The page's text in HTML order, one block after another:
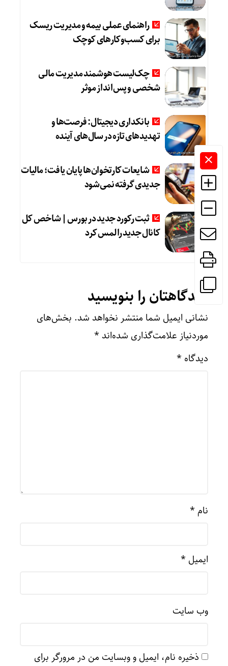
راهنمای عملی بیمه و مدیریت ریسک
برای کسب‌وکارهای کوچک
چک‌لیست هوشمند مدیریت مالی
شخصی و پس‌انداز موثر
بانکداری دیجیتال: فرصت‌ها و
تهدیدهای تازه در سال‌های آینده
شایعات کارتخوان‌ها پایان یافت؛ مالیات
جدیدی گرفته نمی‌شود
ثبت رکورد جدید در بورس | شاخص کل
کانال جدید را لمس کرد
دیدگاهتان را بنویسید
نشانی ایمیل شما منتشر نخواهد شد. بخش‌های
موردنیاز علامت‌گذاری شده‌اند *
دیدگاه *
نام *
ایمیل *
وب‌ سایت
ذخیره نام، ایمیل و وبسایت من در مرورگر برای